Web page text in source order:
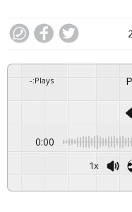
Plays
:
-
0:00
1x